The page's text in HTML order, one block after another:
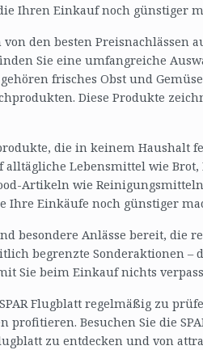
Ihren Einkauf noch günstiger
den besten Preisnachlässen
Sie eine umfangreiche
frisches Obst und
Diese Produkte
die in keinem Haushalt
Lebensmittel wie Brot,
Artikeln wie
Ihre Einkäufe noch günstiger
besondere Anlässe bereit, die
begrenzte Sonderaktionen –
Sie beim Einkauf nichts
Flugblatt regelmäßig zu
Besuchen Sie die
zu entdecken und von